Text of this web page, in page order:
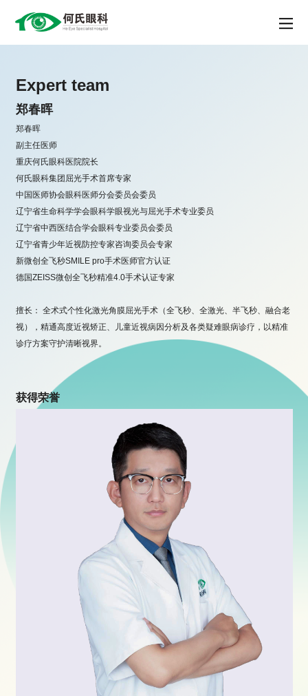
Expert team
郑春晖
郑春晖
副主任医师
重庆何氏眼科医院院长
何氏眼科集团屈光手术首席专家
中国医师协会眼科医师分会委员会委员
辽宁省生命科学学会眼科学眼视光与屈光手术专业委员
辽宁省中西医结合学会眼科专业委员会委员
辽宁省青少年近视防控专家咨询委员会专家
新微创全飞秒SMILE pro手术医师官方认证
德国ZEISS微创全飞秒精准4.0手术认证专家
擅长： 全术式个性化激光角膜屈光手术（全飞秒、全激光、半飞秒、融合老
视），精通高度近视矫正、儿童近视病因分析及各类疑难眼病诊疗，以精准
诊疗方案守护清晰视界。
获得荣誉